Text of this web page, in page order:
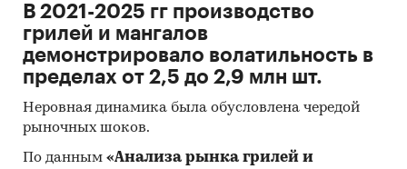
В 2021-2025 гг производство
грилей и мангалов
демонстрировало волатильность в
пределах от 2,5 до 2,9 млн шт.
Неровная динамика была обусловлена чередой
рыночных шоков.
По данным «Анализа рынка грилей и